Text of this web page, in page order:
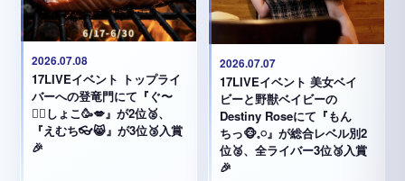
2026.07.08
17LIVEイベント トップライ
バーへの登竜門にて『ぐ〜
✊🏻‪しょこ🥳💋』が2位🥈、
『えむち👓😸』が3位🥉入賞
🎉
2026.07.07
17LIVEイベント 美女ベイ
ビーと野獣ベイビーの
Destiny Roseにて『もん
ちっ🐵𓈒𓏸︎︎︎︎』が総合レベル別2
位🥈、全ライバー3位🥉入賞
🎉